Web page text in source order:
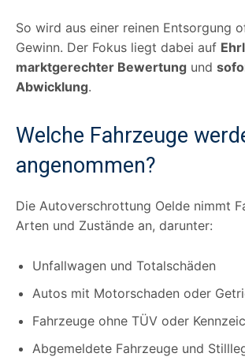
So wird aus einer reinen Entsorgung
Gewinn. Der Fokus liegt dabei auf
marktgerechter Bewertung und
Abwicklung.
Welche Fahrzeuge
angenommen?
Die Autoverschrottung Oelde nimmt
Arten und Zustände an, darunter:
Unfallwagen und Totalschäden
Autos mit Motorschaden oder
Fahrzeuge ohne TÜV oder
Abgemeldete Fahrzeuge und